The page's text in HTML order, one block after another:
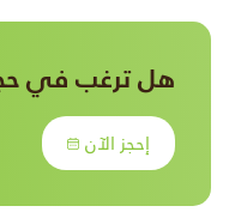
هل ترغب في
إحجز الآن